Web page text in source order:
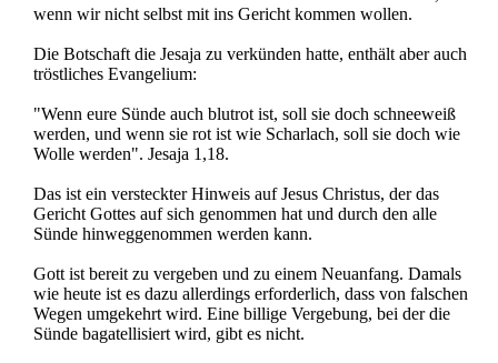
wenn wir nicht selbst mit ins Gericht kommen wollen.
Die Botschaft die Jesaja zu verkünden hatte, enthält aber auch
tröstliches Evangelium:
"Wenn eure Sünde auch blutrot ist, soll sie doch schneeweiß
werden, und wenn sie rot ist wie Scharlach, soll sie doch wie
Wolle werden". Jesaja 1,18.
Das ist ein versteckter Hinweis auf Jesus Christus, der das
Gericht Gottes auf sich genommen hat und durch den alle
Sünde hinweggenommen werden kann.
Gott ist bereit zu vergeben und zu einem Neuanfang. Damals
wie heute ist es dazu allerdings erforderlich, dass von falschen
Wegen umgekehrt wird. Eine billige Vergebung, bei der die
Sünde bagatellisiert wird, gibt es nicht.